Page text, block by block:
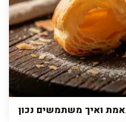
ואיך משתמשים נכון